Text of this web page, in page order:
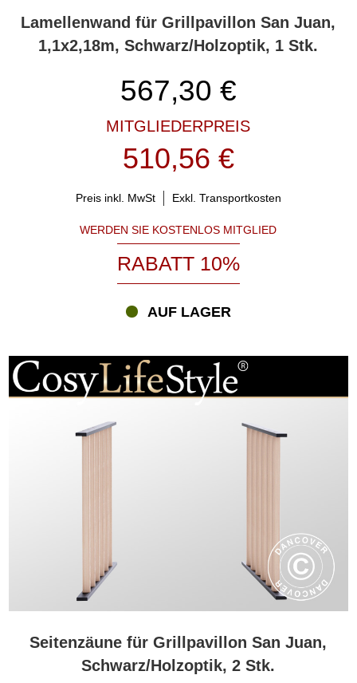
Lamellenwand für Grillpavillon San Juan,
1,1x2,18m, Schwarz/Holzoptik, 1 Stk.
567,30 €
MITGLIEDERPREIS
510,56 €
Preis inkl. MwSt Exkl. Transportkosten
WERDEN SIE KOSTENLOS MITGLIED
RABATT 10%
AUF LAGER
Seitenzäune für Grillpavillon San Juan,
Schwarz/Holzoptik, 2 Stk.